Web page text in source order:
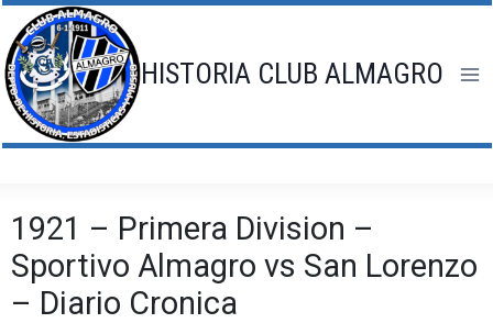
Saltar
al
contenido
HISTORIA CLUB ALMAGRO
1921 – Primera Division –
Sportivo Almagro vs San Lorenzo
– Diario Cronica